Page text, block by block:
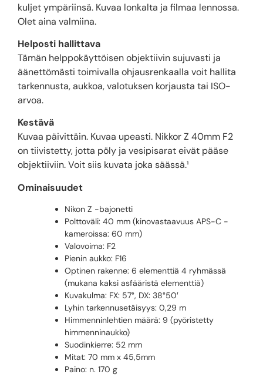
kuljet ympäriinsä. Kuvaa lonkalta ja filmaa lennossa.
Olet aina valmiina.
Helposti hallittava
Tämän helppokäyttöisen objektiivin sujuvasti ja
äänettömästi toimivalla ohjausrenkaalla voit hallita
tarkennusta, aukkoa, valotuksen korjausta tai ISO-
arvoa.
Kestävä
Kuvaa päivittäin. Kuvaa upeasti. Nikkor Z 40mm F2
on tiivistetty, jotta pöly ja vesipisarat eivät pääse
objektiiviin. Voit siis kuvata joka säässä.¹
Ominaisuudet
Nikon Z -bajonetti
Polttoväli: 40 mm (kinovastaavuus APS-C -
kameroissa: 60 mm)
Valovoima: F2
Pienin aukko: F16
Optinen rakenne: 6 elementtiä 4 ryhmässä
(mukana kaksi asfääristä elementtiä)
Kuvakulma: FX: 57°, DX: 38°50′
Lyhin tarkennusetäisyys: 0,29 m
Himmenninlehtien määrä: 9 (pyöristetty
himmenninaukko)
Suodinkierre: 52 mm
Mitat: 70 mm x 45,5mm
Paino: n. 170 g